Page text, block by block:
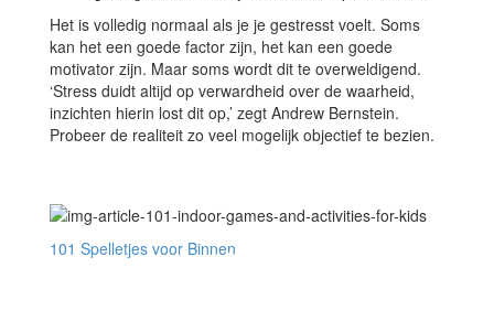
Het is volledig normaal als je je gestresst voelt. Soms
kan het een goede factor zijn, het kan een goede
motivator zijn. Maar soms wordt dit te overweldigend.
‘Stress duidt altijd op verwardheid over de waarheid,
inzichten hierin lost dit op,’ zegt Andrew Bernstein.
Probeer de realiteit zo veel mogelijk objectief te bezien.
101 Spelletjes voor Binnen